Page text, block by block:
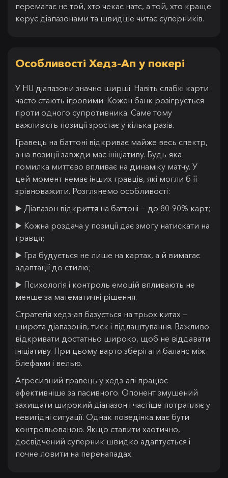
перемагає не той, хто чекає натс, а той, хто краще
керує діапазонами та швидше читає суперників.
Особливості Хедз-Ап у покері
У HU діапазони значно ширші. Навіть слабкі карти
часто стають ігровими. Кожен банк розігрується
проти одного супротивника. Саме тому
важливість позиції зростає у кілька разів.
Гравець на баттоні відкриває майже весь спектр,
а на позиції завжди має ініціативу. Будь-яка
помилка миттєво впливає на динаміку матчу. У
цей момент немає інших гравців, які могли б її
зрівноважити. Розглянемо особливості:
▶️ Діапазон відкриття на баттоні — до 80-90% карт;
▶️ Кожна роздача у позиції дає змогу натискати на
гравця;
▶️ Гра будується не лише на картах, а й вимагає
адаптації до стилю;
▶️ Психологія і контроль емоцій впливають не
менше за математичні рішення.
Стратегія хедз-ап базується на трьох китах —
широта діапазонів, тиск і підлаштування. Важливо
відкривати достатньо широко, щоб не віддавати
ініціативу. При цьому варто зберігати баланс між
блефами і велью.
Агресивний гравець у хедз-апі працює
ефективніше за пасивного. Опонент змушений
захищати широкий діапазон і частіше потрапляє у
невигідні ситуації. Однак поведінка має бути
контрольованою. Якщо ставити хаотично,
досвідчений суперник швидко адаптується і
почне ловити на перенападах.